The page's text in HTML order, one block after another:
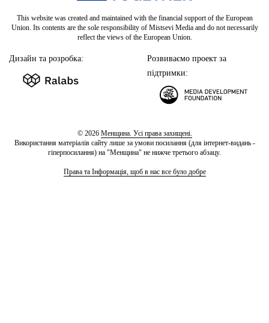
This website was created and maintained with the financial support of the European
Union. Its contents are the sole responsibility of Mistsevi Media and do not necessarily
reflect the views of the European Union.
Дизайн та розробка:
Розвиваємо проект за
підтримки:
© 2026 Менщина. Усі права захищені.
Використання матеріалів сайту лише за умови посилання (для інтернет-видань -
гіперпосилання) на "Менщина" не нижче третього абзацу.
Права та Інформація, щоб в нас все було добре